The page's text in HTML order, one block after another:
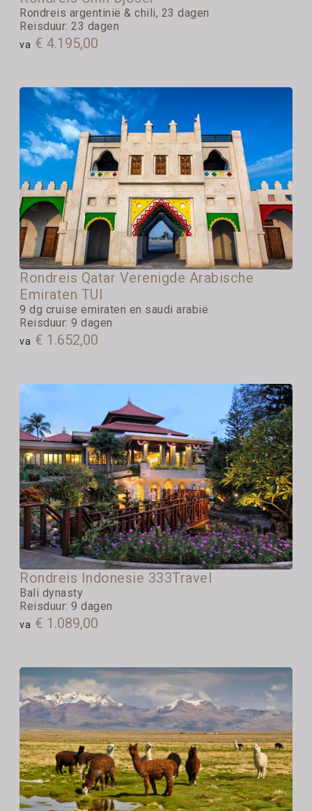
Rondreis argentinië & chili, 23 dagen
Reisduur: 23 dagen
va € 4.195,00
Rondreis Qatar Verenigde Arabische
Emiraten TUI
9 dg cruise emiraten en saudi arabië
Reisduur: 9 dagen
va € 1.652,00
Rondreis Indonesie 333Travel
Bali dynasty
Reisduur: 9 dagen
va € 1.089,00